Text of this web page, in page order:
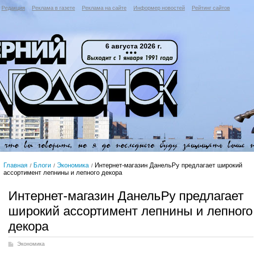
Редакция Реклама в газете Реклама на сайте Информер новостей Рейтинг сайтов
6 августа 2026 г.
Главная Блоги Экономика
Интернет-магазин ДанельРу предлагает широкий
ассортимент лепнины и лепного декора
Интернет-магазин ДанельРу предлагает
широкий ассортимент лепнины и лепного
декора
Экономика